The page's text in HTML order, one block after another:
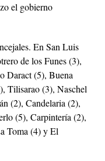
el gobierno
En San Luis
de los Funes (3),
Daract (5), Buena
Tilisarao (3), Naschel
(2), Candelaria (2),
(5), Carpintería (2),
Toma (4) y El